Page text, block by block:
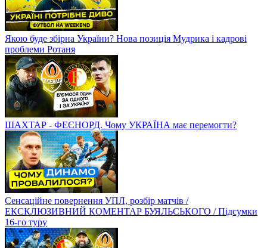
Якою буде збірна України? Нова позиція Мудрика і кадрові
проблеми Ротаня
ШАХТАР - ФЕЄНОРД. Чому УКРАЇНА має перемогти?
Сенсаційне повернення УПЛ, розбір матчів /
ЕКСКЛЮЗИВНИЙ КОМЕНТАР БУЯЛЬСЬКОГО / Підсумки
16-го туру